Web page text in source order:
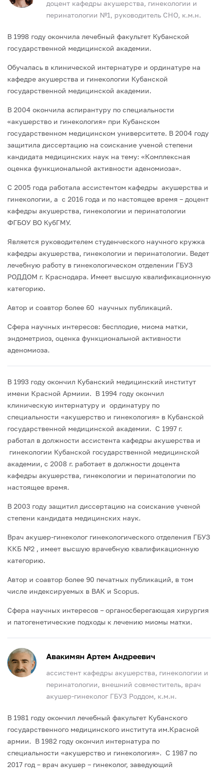
доцент кафедры акушерства, гинекологии и
перинатологии №1, руководитель СНО, к.м.н.
В 1998 году окончила лечебный факультет Кубанской
государственной медицинской академии.
Обучалась в клинической интернатуре и ординатуре на
кафедре акушерства и гинекологии Кубанской
государственной медицинской академии.
В 2004 окончила аспирантуру по специальности
«акушерство и гинекология» при Кубанском
государственном медицинском университете. В 2004 году
защитила диссертацию на соискание ученой степени
кандидата медицинских наук на тему: «Комплексная
оценка функциональной активности аденомиоза».
С 2005 года работала ассистентом кафедры акушерства и
гинекологии, а с 2016 года и по настоящее время – доцент
кафедры акушерства, гинекологии и перинатологии
ФГБОУ ВО КубГМУ.
Является руководителем студенческого научного кружка
кафедры акушерства, гинекологии и перинатологии. Ведет
лечебную работу в гинекологическом отделении ГБУЗ
РОДДОМ г. Краснодара. Имеет высшую квалификационную
категорию.
Автор и соавтор более 60 научных публикаций.
Сфера научных интересов: бесплодие, миома матки,
эндометриоз, оценка функциональной активности
аденомиоза.
В 1993 году окончил Кубанский медицинский институт
имени Красной Армиии. В 1994 году окончил
клиническую интернатуру и ординатуру по
специальности «акушерство и гинекология» в Кубанской
государственной медицинской академии. С 1997 г.
работал в должности ассистента кафедры акушерства и
гинекологии Кубанской государственной медицинской
академии, с 2008 г. работает в должности доцента
кафедры акушерства, гинекологии и перинатологии по
настоящее время.
В 2003 году защитил диссертацию на соискание ученой
степени кандидата медицинских наук.
Врач акушер-гинеколог гинекологического отделения ГБУЗ
ККБ №2 , имеет высшую врачебную квалификационную
категорию.
Автор и соавтор более 90 печатных публикаций, в том
числе индексируемых в ВАК и Scopus.
Сфера научных интересов – органосберегающая хирургия
и патогенетические подходы к лечению миомы матки.
Авакимян Артем Андреевич
ассистент кафедры акушерства, гинекологии и
перинатологии, внешний совместитель, врач
акушер-гинеколог ГБУЗ Роддом, к.м.н.
В 1981 году окончил лечебный факультет Кубанского
государственного медицинского института им.Красной
армии. В 1982 году окончил интернатура по
специальности «акушерство и гинекология». С 1987 по
2017 год – врач акушер – гинеколог, заведующий